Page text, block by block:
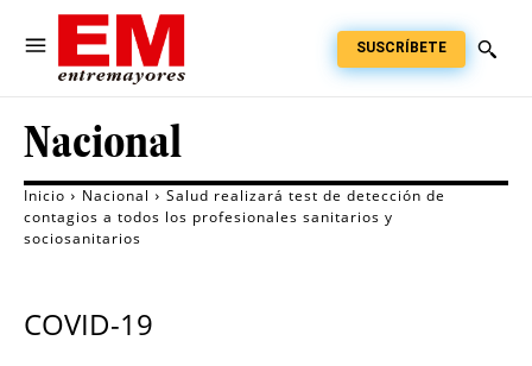
SUSCRÍBETE
Nacional
Inicio Nacional
Salud realizará test de detección de
contagios a todos los profesionales sanitarios y
sociosanitarios
COVID-19